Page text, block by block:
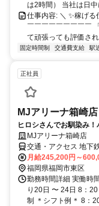
は2時間） 当社は日
仕事内容: ＼ ✨稼げ
￣￣￣￣￣￣￣￣￣
て頑張っても評価さ
固定時間制 交通費支給 駅
正社員
MJアリーナ箱崎
ヒロシさんでお馴染み
MJアリーナ箱崎店
交通・アクセス 地下
月給245,200円～
福岡県福岡市東区
勤務時間詳細 実働時
り20日 〜 24日 8：
制 ＊シフト例＊ 8：